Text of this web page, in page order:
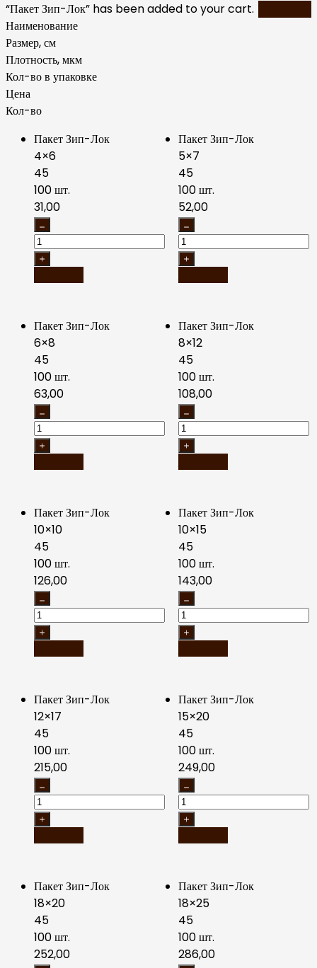
“Пакет Зип-Лок” has been added to your cart.
Наименование
Размер, см
Плотность, мкм
Кол-во в упаковке
Цена
Кол-во
Пакет Зип-Лок
4×6
45
100 шт.
31,00
Пакет Зип-Лок
5×7
45
100 шт.
52,00
Пакет Зип-Лок
6×8
45
100 шт.
63,00
Пакет Зип-Лок
8×12
45
100 шт.
108,00
Пакет Зип-Лок
10×10
45
100 шт.
126,00
Пакет Зип-Лок
10×15
45
100 шт.
143,00
Пакет Зип-Лок
12×17
45
100 шт.
215,00
Пакет Зип-Лок
15×20
45
100 шт.
249,00
Пакет Зип-Лок
18×20
45
100 шт.
252,00
Пакет Зип-Лок
18×25
45
100 шт.
286,00